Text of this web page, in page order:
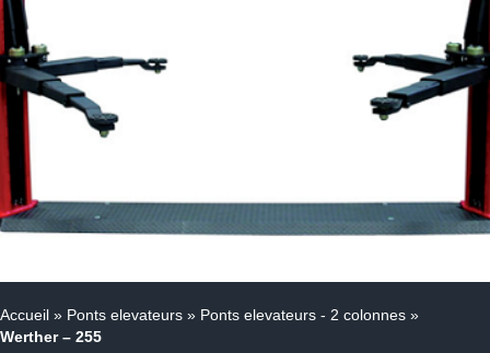
Accueil » Ponts elevateurs » Ponts elevateurs - 2 colonnes »
Werther – 255